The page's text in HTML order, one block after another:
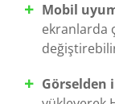
Mobil
ekranlarda
Görselden